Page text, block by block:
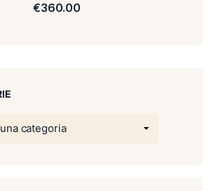
€360.00